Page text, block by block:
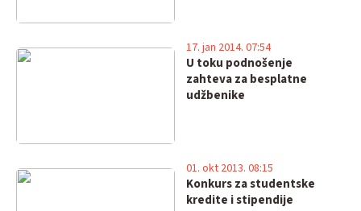
U toku podnošenje
zahteva za besplatne
udžbenike
17. jan 2014. 07:54
Konkurs za studentske
kredite i stipendije
01. okt 2013. 08:15